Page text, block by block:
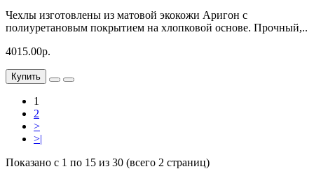
Чехлы изготовлены из матовой экокожи Аригон с
полиуретановым покрытием на хлопковой основе. Прочный,..
4015.00р.
Купить
1
2
>
>|
Показано с 1 по 15 из 30 (всего 2 страниц)